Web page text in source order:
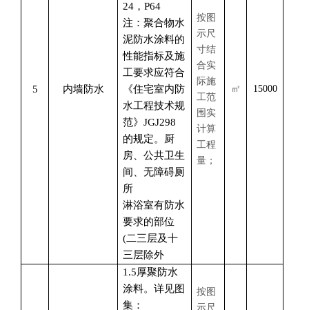
5 内墙防水
24，P64
注：聚合物水
泥防水涂料的
性能指标及施
工要求应符合
《住宅室内防
水工程技术规
范》JGJ298
的规定。厨
房、公共卫生
间、无障碍厕
所
淋浴室有防水
要求的部位
(二三层及十
三层除外
按图
示尺
寸结
合实
际施
工范
围实
计算
工程
量；
㎡ 15000
1.5厚聚防水
涂料。详见图
集：
按图
示尺